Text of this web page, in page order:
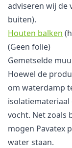
adviseren wij de
buiten).
Houten balken
(Geen folie)
Gemetselde
Hoewel de
om waterdamp
vocht. Net zoals
mogen Pavatex
water staan.